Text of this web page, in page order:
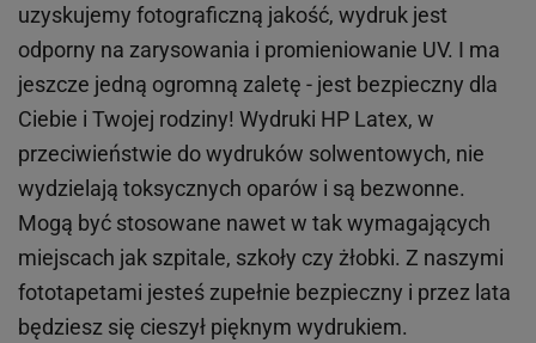
uzyskujemy fotograficzną jakość, wydruk jest
odporny na zarysowania i promieniowanie UV. I ma
jeszcze jedną ogromną zaletę - jest bezpieczny dla
Ciebie i Twojej rodziny! Wydruki HP Latex, w
przeciwieństwie do wydruków solwentowych, nie
wydzielają toksycznych oparów i są bezwonne.
Mogą być stosowane nawet w tak wymagających
miejscach jak szpitale, szkoły czy żłobki. Z naszymi
fototapetami jesteś zupełnie bezpieczny i przez lata
będziesz się cieszył pięknym wydrukiem.